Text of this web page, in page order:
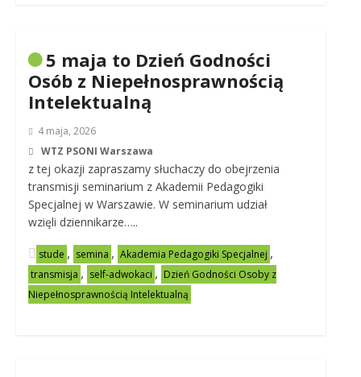
5 maja to Dzień Godności
Osób z Niepełnosprawnością
Intelektualną
4 maja, 2026
WTZ PSONI Warszawa
z tej okazji zapraszamy słuchaczy do obejrzenia
transmisji seminarium z Akademii Pedagogiki
Specjalnej w Warszawie. W seminarium udział
wzięli dziennikarze…..
stude , semina , Akademia Pedagogiki Specjalnej ,
transmisja , self-adwokaci , Dzień Godności Osoby z
Niepełnosprawnością Intelektualną